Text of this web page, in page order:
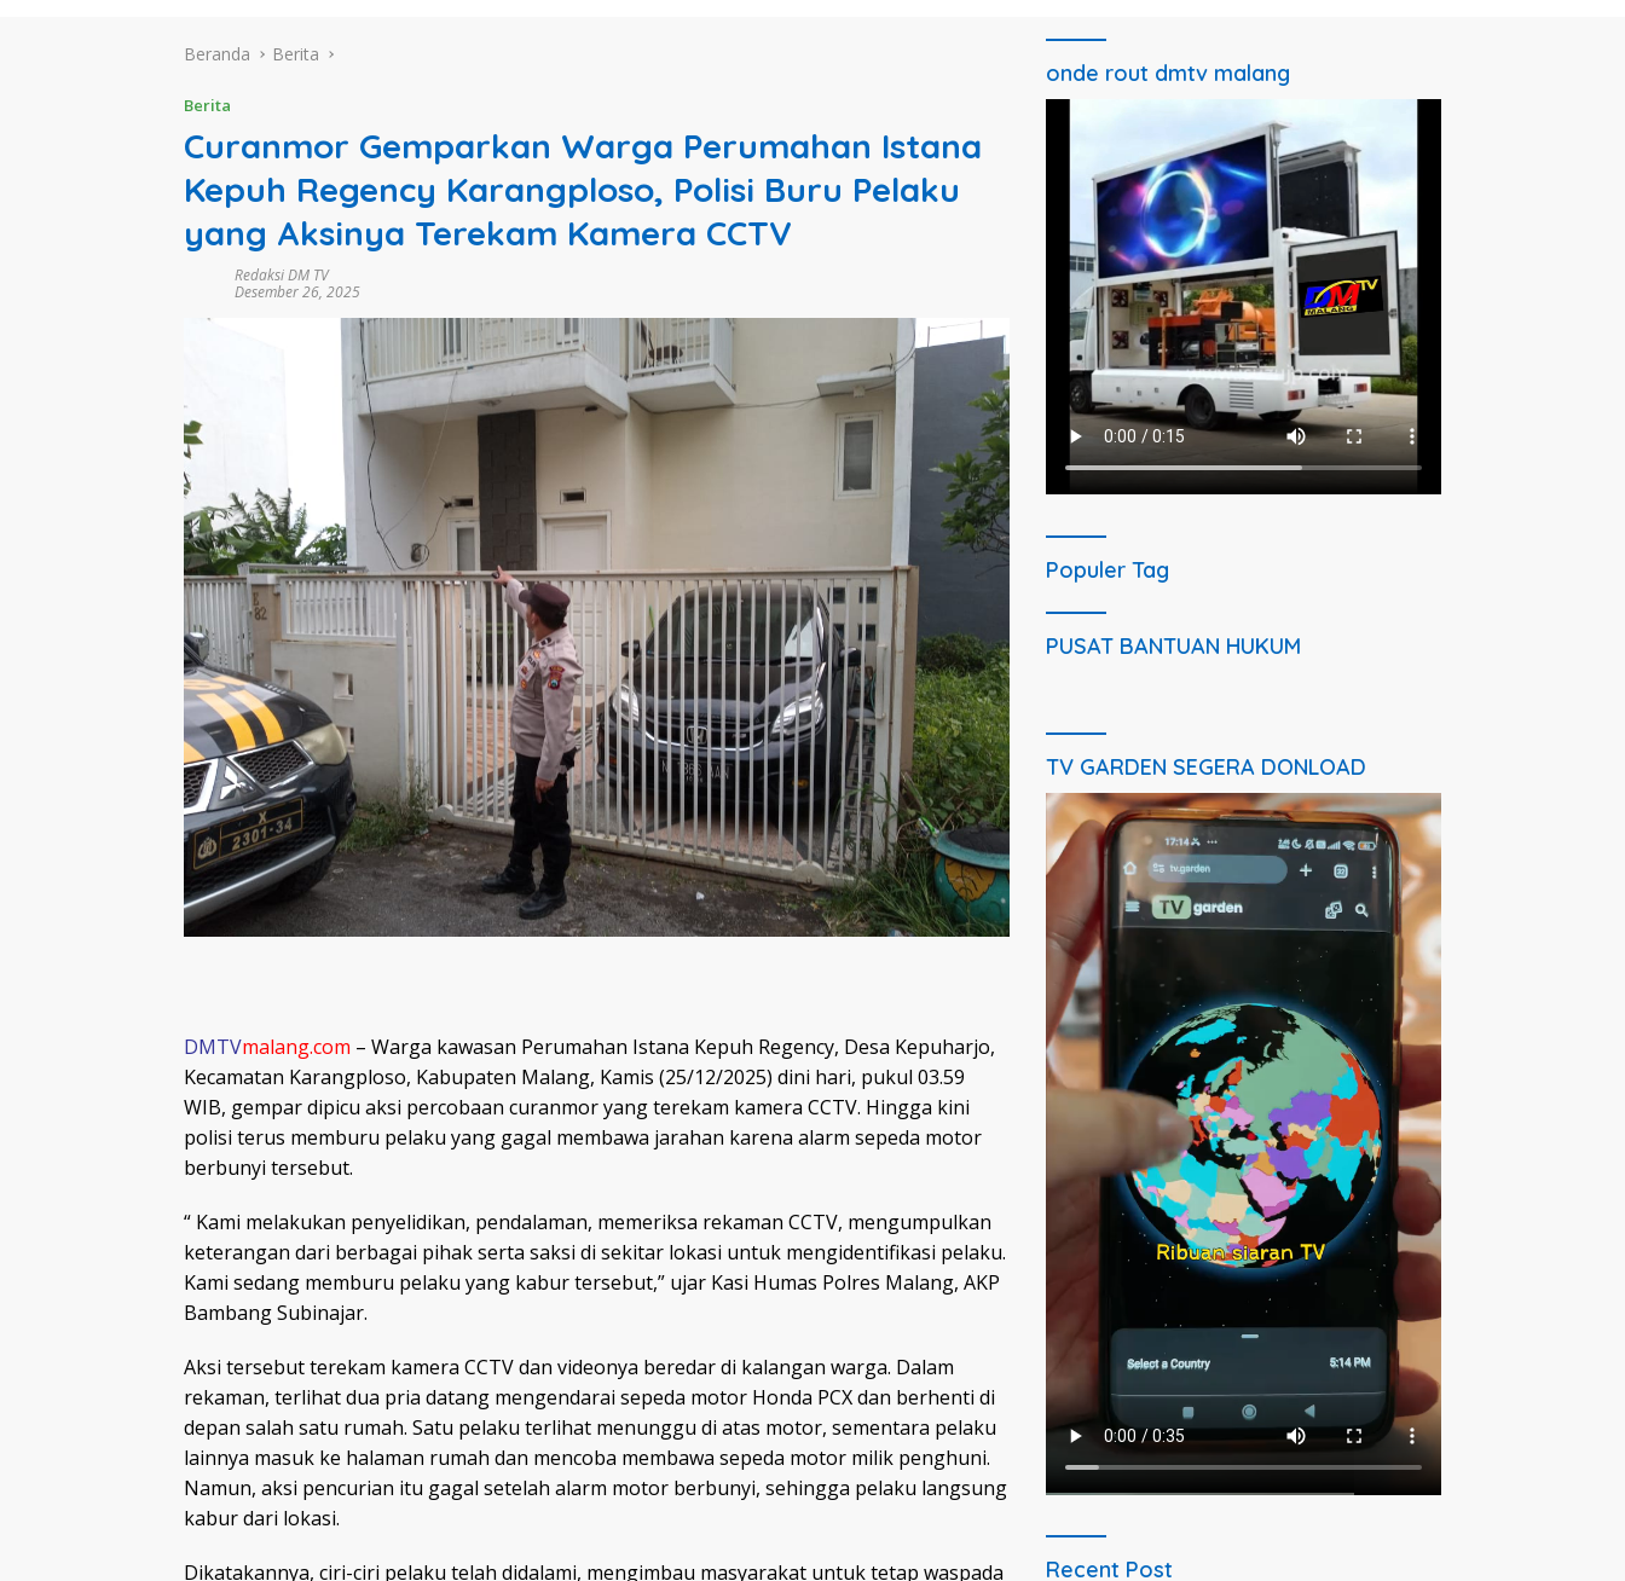
Beranda Berita
Berita
Curanmor Gemparkan Warga Perumahan Istana
Kepuh Regency Karangploso, Polisi Buru Pelaku
yang Aksinya Terekam Kamera CCTV
Redaksi DM TV
Desember 26, 2025
DMTVmalang.com – Warga kawasan Perumahan Istana Kepuh Regency, Desa Kepuharjo,
Kecamatan Karangploso, Kabupaten Malang, Kamis (25/12/2025) dini hari, pukul 03.59
WIB, gempar dipicu aksi percobaan curanmor yang terekam kamera CCTV. Hingga kini
polisi terus memburu pelaku yang gagal membawa jarahan karena alarm sepeda motor
berbunyi tersebut.
“ Kami melakukan penyelidikan, pendalaman, memeriksa rekaman CCTV, mengumpulkan
keterangan dari berbagai pihak serta saksi di sekitar lokasi untuk mengidentifikasi pelaku.
Kami sedang memburu pelaku yang kabur tersebut,” ujar Kasi Humas Polres Malang, AKP
Bambang Subinajar.
Aksi tersebut terekam kamera CCTV dan videonya beredar di kalangan warga. Dalam
rekaman, terlihat dua pria datang mengendarai sepeda motor Honda PCX dan berhenti di
depan salah satu rumah. Satu pelaku terlihat menunggu di atas motor, sementara pelaku
lainnya masuk ke halaman rumah dan mencoba membawa sepeda motor milik penghuni.
Namun, aksi pencurian itu gagal setelah alarm motor berbunyi, sehingga pelaku langsung
kabur dari lokasi.
Dikatakannya, ciri-ciri pelaku telah didalami, mengimbau masyarakat untuk tetap waspada
onde rout dmtv malang
Populer Tag
PUSAT BANTUAN HUKUM
TV GARDEN SEGERA DONLOAD
Recent Post